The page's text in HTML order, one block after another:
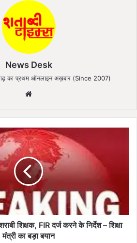
News Desk
का प्रथम ऑनलाइन अख़बार (Since 2007)
te
शिक्षक, FIR दर्ज करने के निर्देश – शिक्षा
मंत्री का बड़ा बयान